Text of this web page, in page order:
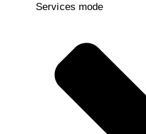
Services mode